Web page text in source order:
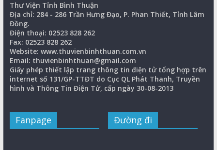
Thư Viện Tỉnh Bình Thuận
Địa chỉ: 284 - 286 Trần Hưng Đạo, P. Phan Thiết, Tỉnh Lâm
Đồng.
Điện thoại: 02523 828 262
Fax: 02523 828 262
Website: www.thuvienbinhthuan.com.vn
Email: thuvienbinhthuan@gmail.com
Giấy phép thiết lập trang thông tin điện tử tổng hợp trên
internet số 131/GP-TTĐT do Cục QL Phát Thanh, Truyền
hình và Thông Tin Điện Tử, cấp ngày 30-08-2013
Fanpage Đường đi